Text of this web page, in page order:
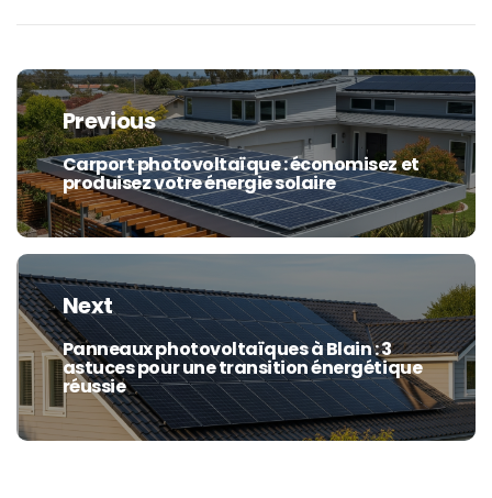
Navigation
de
l’article
Previous
Previous
post:
Carport photovoltaïque : économisez et
produisez votre énergie solaire
Next
Next
post:
Panneaux photovoltaïques à Blain : 3
astuces pour une transition énergétique
réussie